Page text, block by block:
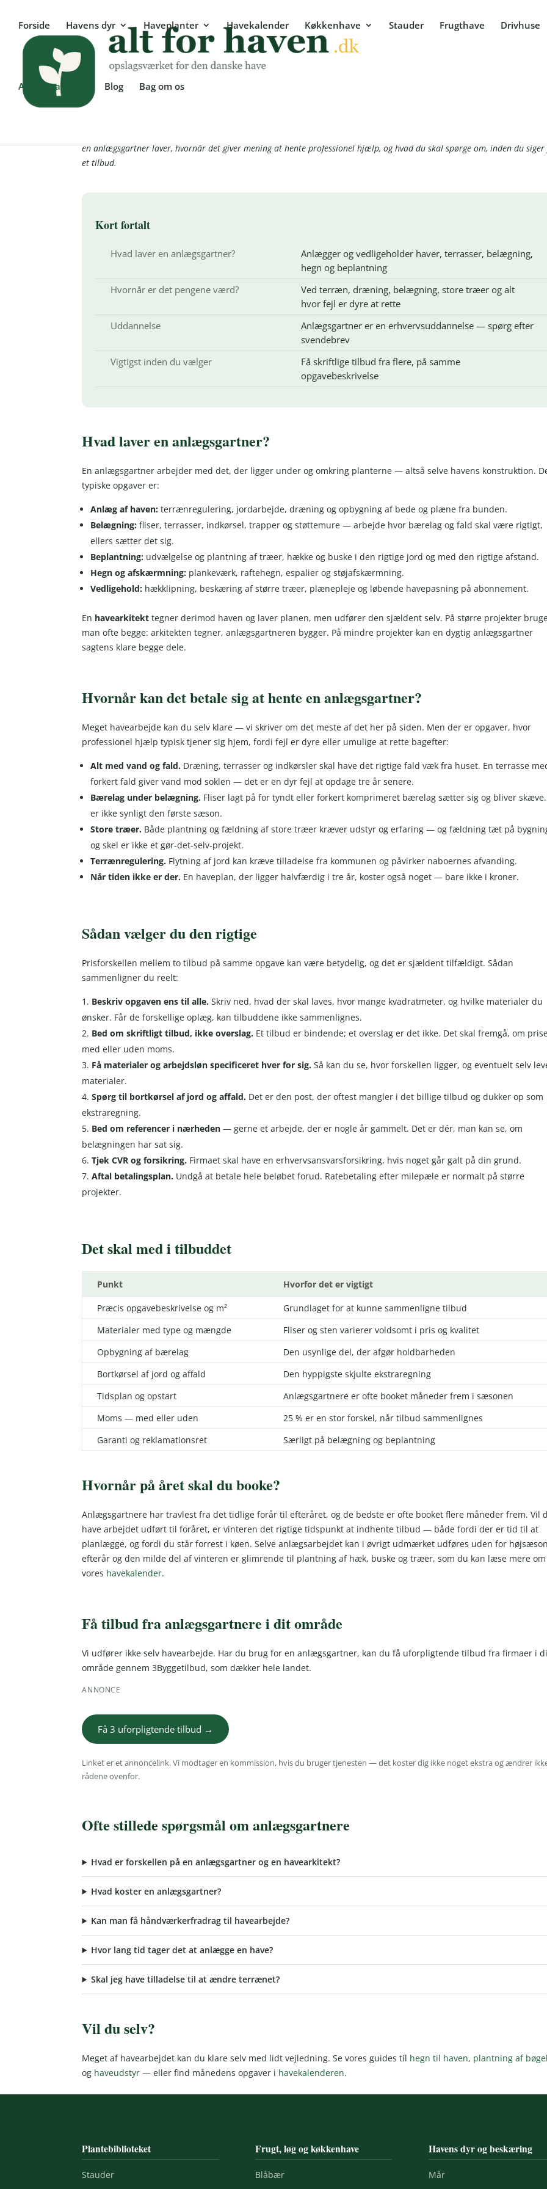
Forside Havens dyr Haveplanter Havekalender Køkkenhave Stauder Frugthave Drivhuse
Anlægsgartnere Blog Bag om os
Anlægsgartner – sådan vælger du den rigtige
en anlægsgartner laver, hvornår det giver mening at hente professionel hjælp, og hvad du skal spørge om, inden du
et tilbud.
Kort fortalt
Hvad laver en anlægsgartner?
Anlægger og vedligeholder haver, terrasser, belægning,
hegn og beplantning
Hvornår er det pengene værd?
Ved terræn, dræning, belægning, store træer og alt
hvor fejl er dyre at rette
Uddannelse
Anlægsgartner er en erhvervsuddannelse — spørg efter
svendebrev
Vigtigst inden du vælger
Få skriftlige tilbud fra flere, på samme
opgavebeskrivelse
Hvad laver en anlægsgartner?
En anlægsgartner arbejder med det, der ligger under og omkring planterne — altså selve havens konstruktion.
typiske opgaver er:
Anlæg af haven: terrænregulering, jordarbejde, dræning og opbygning af bede og plæne fra bunden.
Belægning: fliser, terrasser, indkørsel, trapper og støttemure — arbejde hvor bærelag og fald skal være rigtigt,
ellers sætter det sig.
Beplantning: udvælgelse og plantning af træer, hække og buske i den rigtige jord og med den rigtige afstand.
Hegn og afskærmning: plankeværk, raftehegn, espalier og støjafskærmning.
Vedligehold: hækklipning, beskæring af større træer, plænepleje og løbende havepasning på abonnement.
En havearkitekt tegner derimod haven og laver planen, men udfører den sjældent selv. På større projekter
man ofte begge: arkitekten tegner, anlægsgartneren bygger. På mindre projekter kan en dygtig anlægsgartner
sagtens klare begge dele.
Hvornår kan det betale sig at hente en anlægsgartner?
Meget havearbejde kan du selv klare — vi skriver om det meste af det her på siden. Men der er opgaver, hvor
professionel hjælp typisk tjener sig hjem, fordi fejl er dyre eller umulige at rette bagefter:
Alt med vand og fald. Dræning, terrasser og indkørsler skal have det rigtige fald væk fra huset. En terrasse
forkert fald giver vand mod soklen — det er en dyr fejl at opdage tre år senere.
Bærelag under belægning. Fliser lagt på for tyndt eller forkert komprimeret bærelag sætter sig og bliver
er ikke synligt den første sæson.
Store træer. Både plantning og fældning af store træer kræver udstyr og erfaring — og fældning tæt på
og skel er ikke et gør-det-selv-projekt.
Terrænregulering. Flytning af jord kan kræve tilladelse fra kommunen og påvirker naboernes afvanding.
Når tiden ikke er der. En haveplan, der ligger halvfærdig i tre år, koster også noget — bare ikke i kroner.
Sådan vælger du den rigtige
Prisforskellen mellem to tilbud på samme opgave kan være betydelig, og det er sjældent tilfældigt. Sådan
sammenligner du reelt:
Beskriv opgaven ens til alle. Skriv ned, hvad der skal laves, hvor mange kvadratmeter, og hvilke materialer du
ønsker. Får de forskellige oplæg, kan tilbuddene ikke sammenlignes.
Bed om skriftligt tilbud, ikke overslag. Et tilbud er bindende; et overslag er det ikke. Det skal fremgå, om
med eller uden moms.
Få materialer og arbejdsløn specificeret hver for sig. Så kan du se, hvor forskellen ligger, og eventuelt selv
materialer.
Spørg til bortkørsel af jord og affald. Det er den post, der oftest mangler i det billige tilbud og dukker op som
ekstraregning.
Bed om referencer i nærheden — gerne et arbejde, der er nogle år gammelt. Det er dér, man kan se, om
belægningen har sat sig.
Tjek CVR og forsikring. Firmaet skal have en erhvervsansvarsforsikring, hvis noget går galt på din grund.
Aftal betalingsplan. Undgå at betale hele beløbet forud. Ratebetaling efter milepæle er normalt på større
projekter.
Det skal med i tilbuddet
Punkt Hvorfor det er vigtigt
Præcis opgavebeskrivelse og m²
Grundlaget for at kunne sammenligne tilbud
Materialer med type og mængde
Fliser og sten varierer voldsomt i pris og kvalitet
Opbygning af bærelag
Den usynlige del, der afgør holdbarheden
Bortkørsel af jord og affald
Den hyppigste skjulte ekstraregning
Tidsplan og opstart
Anlægsgartnere er ofte booket måneder frem i sæsonen
Moms — med eller uden
25 % er en stor forskel, når tilbud sammenlignes
Garanti og reklamationsret
Særligt på belægning og beplantning
Hvornår på året skal du booke?
Anlægsgartnere har travlest fra det tidlige forår til efteråret, og de bedste er ofte booket flere måneder frem. Vil
have arbejdet udført til foråret, er vinteren det rigtige tidspunkt at indhente tilbud — både fordi der er tid til at
planlægge, og fordi du står forrest i køen. Selve anlægsarbejdet kan i øvrigt udmærket udføres uden for
efterår og den milde del af vinteren er glimrende til plantning af hæk, buske og træer, som du kan læse mere
vores havekalender.
Få tilbud fra anlægsgartnere i dit område
Vi udfører ikke selv havearbejde. Har du brug for en anlægsgartner, kan du få uforpligtende tilbud fra firmaer i
område gennem 3Byggetilbud, som dækker hele landet.
ANNONCE
Få 3 uforpligtende tilbud →
Linket er et annoncelink. Vi modtager en kommission, hvis du bruger tjenesten — det koster dig ikke noget ekstra og ændrer
rådene ovenfor.
Ofte stillede spørgsmål om anlægsgartnere
Hvad er forskellen på en anlægsgartner og en havearkitekt?
Hvad koster en anlægsgartner?
Kan man få håndværkerfradrag til havearbejde?
Hvor lang tid tager det at anlægge en have?
Skal jeg have tilladelse til at ændre terrænet?
Vil du selv?
Meget af havearbejdet kan du klare selv med lidt vejledning. Se vores guides til hegn til haven, plantning af
og haveudstyr — eller find månedens opgaver i havekalenderen.
Plantebiblioteket
Stauder
Frugt, løg og køkkenhave
Blåbær
Havens dyr og beskæring
Mår